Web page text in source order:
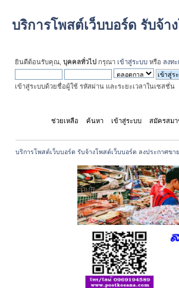
บริการโพสต์เว็บบอร์ด รับจ้า
ยินดีต้อนรับคุณ, บุคคลทั่วไป กรุณา เข้าสู่ระบบ หรือ ลงท
เข้าสู่ระบบด้วยชื่อผู้ใช้ รหัสผ่าน และระยะเวลาในเซสชั่น
ช่วยเหลือ ค้นหา เข้าสู่ระบบ สมัครสม
บริการโพสต์เว็บบอร์ด รับจ้างโพสต์เว็บบอร์ด ลงประกาศขา